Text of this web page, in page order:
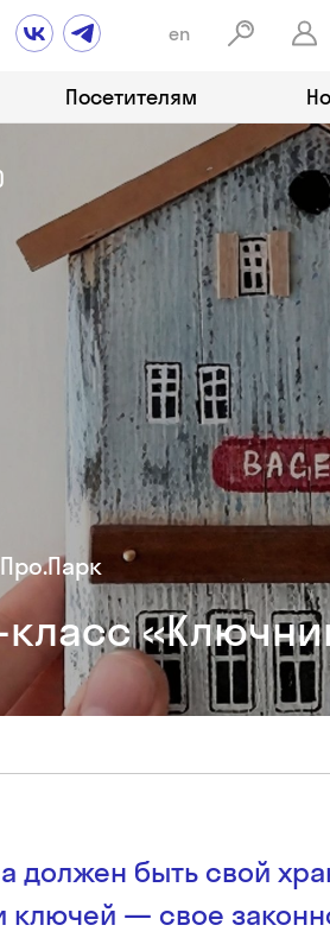
en
Посетителям
Про.Парк
должен быть свой
ключей — свое